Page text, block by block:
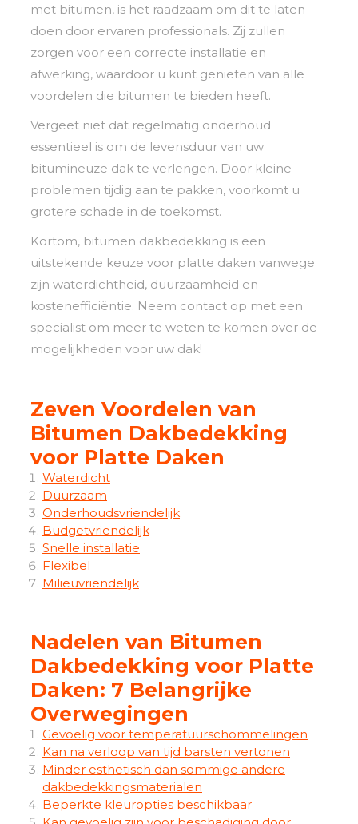
met bitumen, is het raadzaam om dit te laten
doen door ervaren professionals. Zij zullen
zorgen voor een correcte installatie en
afwerking, waardoor u kunt genieten van alle
voordelen die bitumen te bieden heeft.
Vergeet niet dat regelmatig onderhoud
essentieel is om de levensduur van uw
bitumineuze dak te verlengen. Door kleine
problemen tijdig aan te pakken, voorkomt u
grotere schade in de toekomst.
Kortom, bitumen dakbedekking is een
uitstekende keuze voor platte daken vanwege
zijn waterdichtheid, duurzaamheid en
kostenefficiëntie. Neem contact op met een
specialist om meer te weten te komen over de
mogelijkheden voor uw dak!
Zeven Voordelen van
Bitumen Dakbedekking
voor Platte Daken
Waterdicht
Duurzaam
Onderhoudsvriendelijk
Budgetvriendelijk
Snelle installatie
Flexibel
Milieuvriendelijk
Nadelen van Bitumen
Dakbedekking voor Platte
Daken: 7 Belangrijke
Overwegingen
Gevoelig voor temperatuurschommelingen
Kan na verloop van tijd barsten vertonen
Minder esthetisch dan sommige andere
dakbedekkingsmaterialen
Beperkte kleuropties beschikbaar